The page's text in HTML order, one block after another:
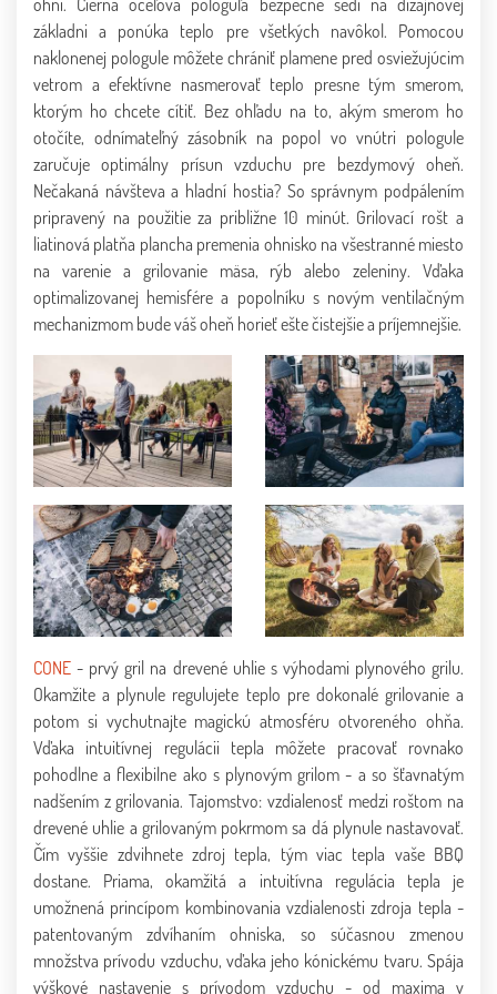
ohni. Čierna oceľová pologuľa bezpečne sedí na dizajnovej
základni a ponúka teplo pre všetkých navôkol. Pomocou
naklonenej pologule môžete chrániť plamene pred osviežujúcim
vetrom a efektívne nasmerovať teplo presne tým smerom,
ktorým ho chcete cítiť. Bez ohľadu na to, akým smerom ho
otočíte, odnímateľný zásobník na popol vo vnútri pologule
zaručuje optimálny prísun vzduchu pre bezdymový oheň.
Nečakaná návšteva a hladní hostia? So správnym podpálením
pripravený na použitie za približne 10 minút. Grilovací rošt a
liatinová platňa plancha premenia ohnisko na všestranné miesto
na varenie a grilovanie mäsa, rýb alebo zeleniny. Vďaka
optimalizovanej hemisfére a popolníku s novým ventilačným
mechanizmom bude váš oheň horieť ešte čistejšie a príjemnejšie.
CONE - prvý gril na drevené uhlie s výhodami plynového grilu.
Okamžite a plynule regulujete teplo pre dokonalé grilovanie a
potom si vychutnajte magickú atmosféru otvoreného ohňa.
Vďaka intuitívnej regulácii tepla môžete pracovať rovnako
pohodlne a flexibilne ako s plynovým grilom - a so šťavnatým
nadšením z grilovania. Tajomstvo: vzdialenosť medzi roštom na
drevené uhlie a grilovaným pokrmom sa dá plynule nastavovať.
Čím vyššie zdvihnete zdroj tepla, tým viac tepla vaše BBQ
dostane. Priama, okamžitá a intuitívna regulácia tepla je
umožnená princípom kombinovania vzdialenosti zdroja tepla -
patentovaným zdvíhaním ohniska, so súčasnou zmenou
množstva prívodu vzduchu, vďaka jeho kónickému tvaru. Spája
výškové nastavenie s prívodom vzduchu - od maxima v